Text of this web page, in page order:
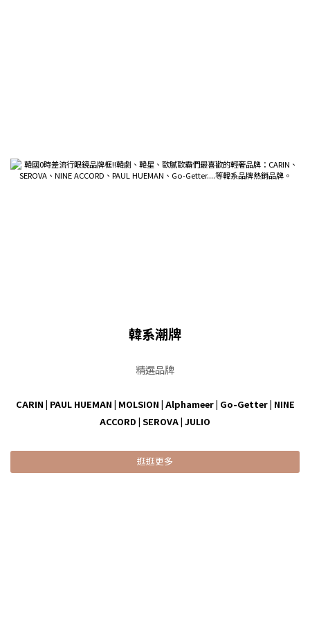
韓系潮牌
精選品牌
CARIN | PAUL HUEMAN | MOLSION | Alphameer| Go-Getter| NINE
ACCORD | SEROVA| JULIO
逛逛更多